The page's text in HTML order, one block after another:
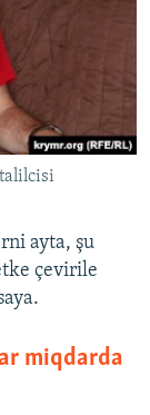
talilcisi
ayta, şu
çevirile
miqdarda